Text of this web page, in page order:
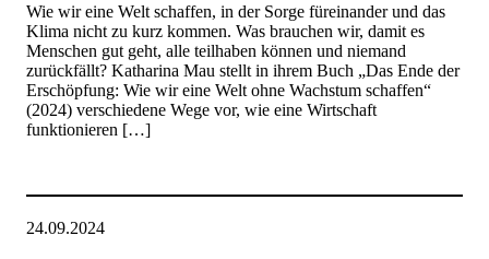
Wie wir eine Welt schaffen, in der Sorge füreinander und das
Klima nicht zu kurz kommen. Was brauchen wir, damit es
Menschen gut geht, alle teilhaben können und niemand
zurückfällt? Katharina Mau stellt in ihrem Buch „Das Ende der
Erschöpfung: Wie wir eine Welt ohne Wachstum schaffen“
(2024) verschiedene Wege vor, wie eine Wirtschaft
funktionieren […]
24.09.2024